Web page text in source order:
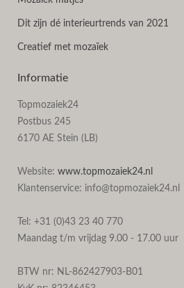
Dit zijn dé interieurtrends van 2021
Creatief met mozaïek
Informatie
Topmozaiek24
Postbus 245
6170 AE Stein (LB)
Website: www.topmozaiek24.nl
Klantenservice: info@topmozaiek24.nl
Tel: +31 (0)43 23 40 770
Maandag t/m vrijdag 9.00 - 17.00 uur
BTW nr: NL-862427903-B01